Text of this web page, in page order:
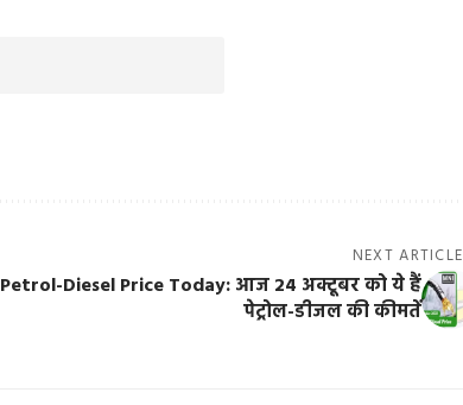
NEXT ARTICLE
Petrol-Diesel Price Today: आज 24 अक्टूबर को ये हैं
पेट्रोल-डीजल की कीमतें